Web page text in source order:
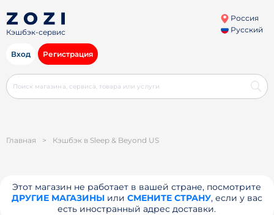
Кэшбэк-сервис
Россия
Русский
Вход Регистрация
Главная > Кэшбэк в Sleep & Beyond US
Этот магазин не работает в вашей стране, посмотрите
ДРУГИЕ МАГАЗИНЫили СМЕНИТЕ СТРАНУ, если у вас
есть иностранный адрес доставки.